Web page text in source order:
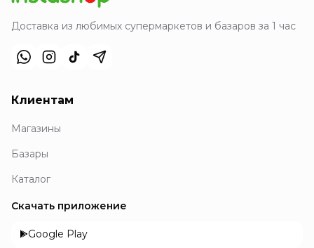
Доставка из любимых супермаркетов и базаров за 1 час
Клиентам
Магазины
Базары
Каталог
Скачать приложение
Google Play